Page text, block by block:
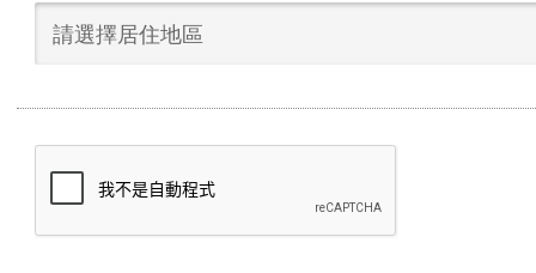
請選擇居住地區